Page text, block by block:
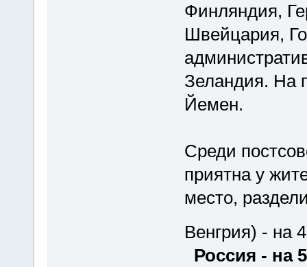
Финляндия,
Швейцария,
Зеландия. На
Йемен.
Среди
приятна у
место,
Венгрия) - на
Россия - на